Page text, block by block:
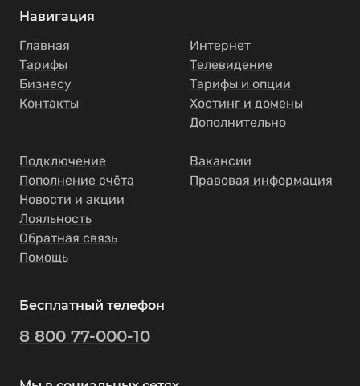
Навигация
Главная
Тарифы
Бизнесу
Контакты
Интернет
Телевидение
Тарифы и опции
Хостинг и домены
Дополнительно
Подключение
Пополнение счёта
Новости и акции
Лояльность
Обратная связь
Помощь
Вакансии
Правовая информация
Бесплатный телефон
8 800 77-000-10